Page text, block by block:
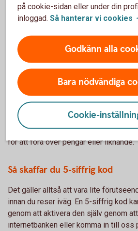
Har du tappat mobilen med BankID
spärrservice dygnet runt så hjälper vi
spärra själv via internetbanken (om du
dosa).
Personlig kod
Behöver du identifiera dig i våra
både BankID och dosa? Då kan du
siffrig kod. Den kan du dock bara
identifiera dig, men när du väl har den
för att föra över pengar eller liknande.
Så skaffar du 5-siffrig kod
Det gäller alltså att vara lite
innan du reser iväg. En 5-siffrig kod
genom att aktivera den själv genom
internetbanken eller komma in till oss
på cookie-sidan eller under din
inloggad. Så hanterar vi cookies
Godkänn alla
Bara nödvändiga
Cookie-